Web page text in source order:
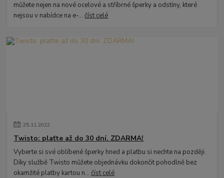
můžete nejen na nové ocelové a stříbrné šperky a odstíny, které
nejsou v nabídce na e-...číst celé
25.11.2022
Twisto: plaťte až do 30 dní. ZDARMA!
Vyberte si své oblíbené šperky hned a platbu si nechte na později.
Díky službě Twisto můžete objednávku dokončit pohodlně bez
okamžité platby kartou n...číst celé